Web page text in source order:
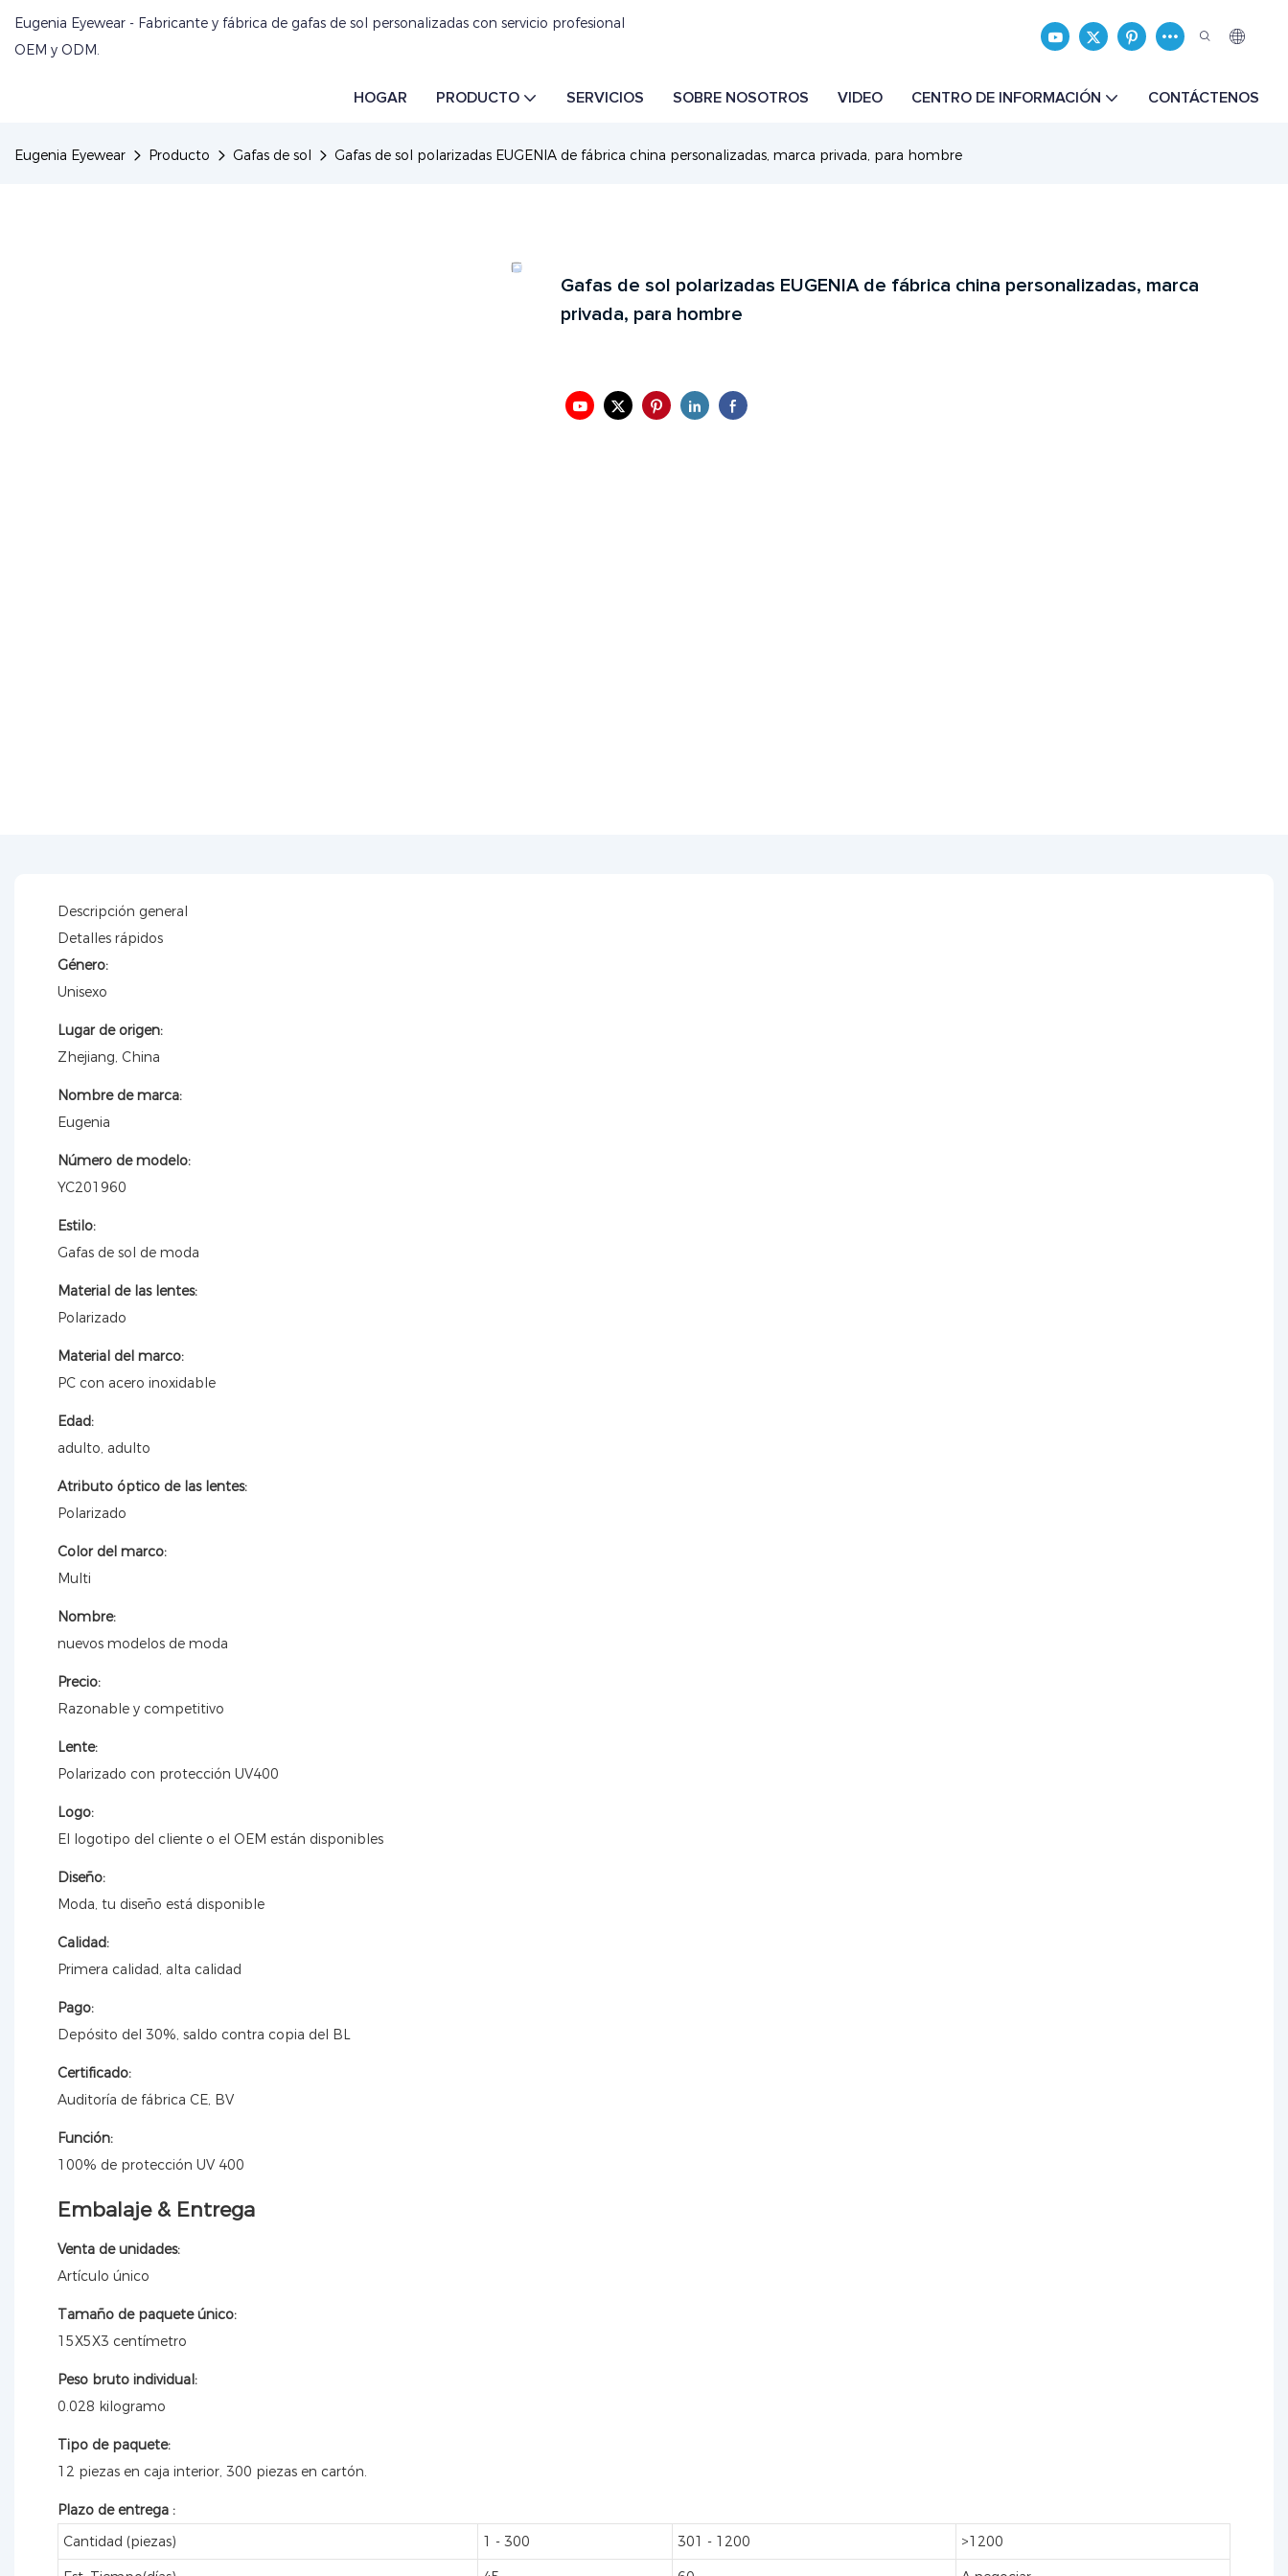
Eugenia Eyewear - Fabricante y fábrica de gafas de sol personalizadas con servicio profesional
OEM y ODM.
HOGAR PRODUCTO SERVICIOS SOBRE NOSOTROS VIDEO CENTRO DE INFORMACIÓN CONTÁCTENOS
Eugenia Eyewear Producto Gafas de sol Gafas de sol polarizadas EUGENIA de fábrica china personalizadas, marca privada, para hombre
Gafas de sol polarizadas EUGENIA de fábrica china personalizadas, marca
privada, para hombre
Descripción general
Detalles rápidos
Género:
Unisexo
Lugar de origen:
Zhejiang, China
Nombre de marca:
Eugenia
Número de modelo:
YC201960
Estilo:
Gafas de sol de moda
Material de las lentes:
Polarizado
Material del marco:
PC con acero inoxidable
Edad:
adulto, adulto
Atributo óptico de las lentes:
Polarizado
Color del marco:
Multi
Nombre:
nuevos modelos de moda
Precio:
Razonable y competitivo
Lente:
Polarizado con protección UV400
Logo:
El logotipo del cliente o el OEM están disponibles
Diseño:
Moda, tu diseño está disponible
Calidad:
Primera calidad, alta calidad
Pago:
Depósito del 30%, saldo contra copia del BL
Certificado:
Auditoría de fábrica CE, BV
Función:
100% de protección UV 400
Embalaje & Entrega
Venta de unidades:
Artículo único
Tamaño de paquete único:
15X5X3 centímetro
Peso bruto individual:
0.028 kilogramo
Tipo de paquete:
12 piezas en caja interior, 300 piezas en cartón.
Plazo de entrega :
Cantidad (piezas)
1 - 300 301 - 1200 >1200